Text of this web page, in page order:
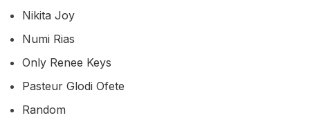
Nikita Joy
Numi Rias
Only Renee Keys
Pasteur Glodi Ofete
Random